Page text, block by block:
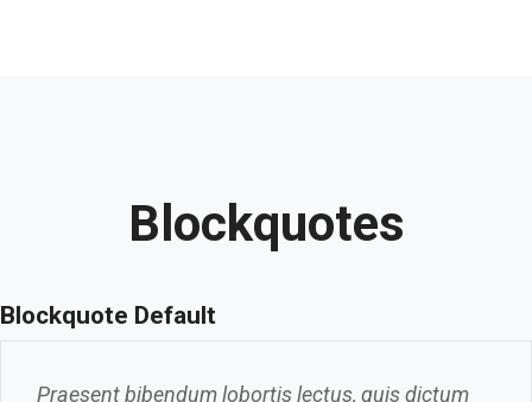
Blockquotes
Blockquote Default
Praesent bibendum lobortis lectus, quis dictum